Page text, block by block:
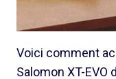
Voici comment
Salomon XT-EVO